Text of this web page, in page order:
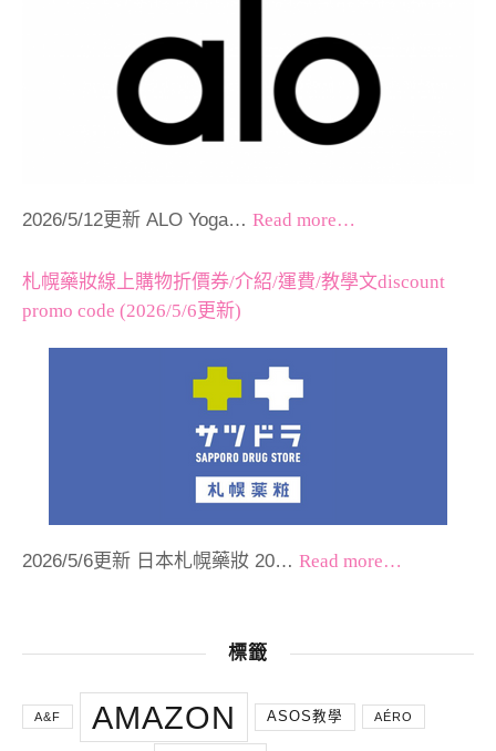
2026/5/12更新 ALO Yoga… Read more…
札幌藥妝線上購物折價券/介紹/運費/教學文discount
promo code (2026/5/6更新)
2026/5/6更新 日本札幌藥妝 20… Read more…
標籤
A&F AMAZON ASOS教學 AÉRO